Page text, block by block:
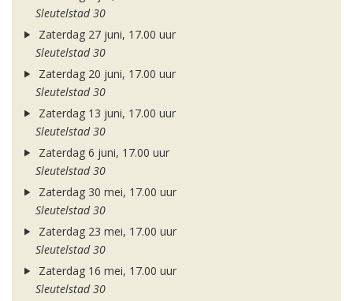
Sleutelstad 30
Zaterdag 27 juni, 17.00 uur
Sleutelstad 30
Zaterdag 20 juni, 17.00 uur
Sleutelstad 30
Zaterdag 13 juni, 17.00 uur
Sleutelstad 30
Zaterdag 6 juni, 17.00 uur
Sleutelstad 30
Zaterdag 30 mei, 17.00 uur
Sleutelstad 30
Zaterdag 23 mei, 17.00 uur
Sleutelstad 30
Zaterdag 16 mei, 17.00 uur
Sleutelstad 30